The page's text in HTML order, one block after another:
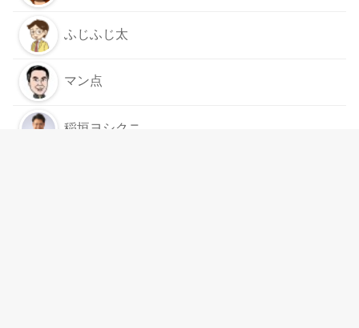
ふじふじ太
マン点
稲垣ヨシクニ